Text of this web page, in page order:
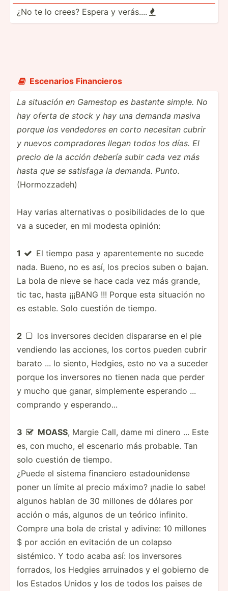
¿No te lo crees? Espera y verás.... 
 Escenarios Financ­ieros
La situación en Gamestop es bastante simple. No
hay oferta de stock y hay una demanda masiva
porque los vendedores en corto necesitan cubrir
y nuevos compra­dores llegan todos los días. El
precio de la acción debería subir cada vez más
hasta que se satisfaga la demanda. Punto.
(Hormo­zzadeh)
Hay varias altern­ativas o posibi­lid­ades de lo que
va a suceder, en mi modesta opinión:
1 
El tiempo pasa y aparen­temente no sucede
nada. Bueno, no es así, los precios suben o bajan.
La bola de nieve se hace cada vez más grande,
tic tac, hasta ¡¡¡BANG !!! Porque esta situación no
es estable. Solo cuestión de tiempo.
2 
los inversores deciden dispararse en el pie
vendiendo las acciones, los cortos pueden cubrir
barato ... lo siento, Hedgies, esto no va a suceder
porque los inversores no tienen nada que perder
y mucho que ganar, simple­mente esperando ...
comprando y esperando...
3  MOASS, Margie Call, dame mi dinero ... Este
es, con mucho, el escenario más probable. Tan
solo cuestión de tiempo.
¿Puede el sistema financiero estado­uni­dense
poner un límite al precio máximo? ¡nadie lo sabe!
algunos hablan de 30 millones de dólares por
acción o más, algunos de un teórico infinito.
Compre una bola de cristal y adivine: 10 millones
$ por acción en evitación de un colapso
sistémico. Y todo acaba así: los inversores
forrados, los Hedgies arruinados y el gobierno de
los Estados Unidos y los de todos los paises de